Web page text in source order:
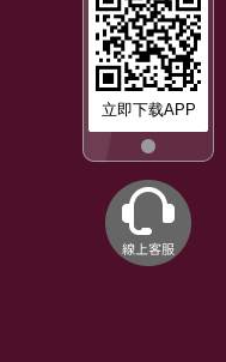
立即下载APP